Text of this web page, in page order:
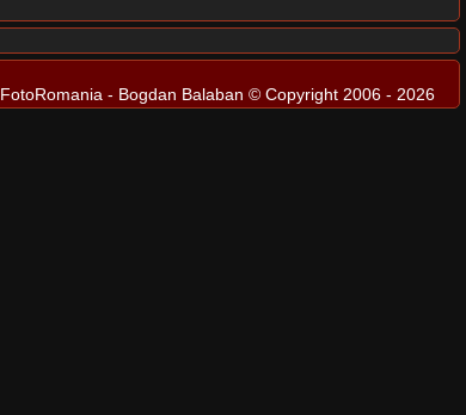
FotoRomania - Bogdan Balaban © Copyright 2006 - 2026